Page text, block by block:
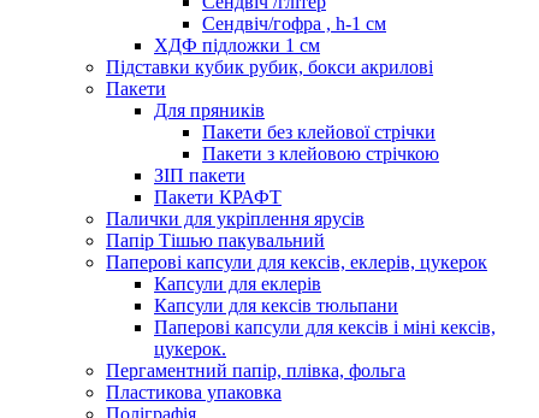
Сендвіч/гофра , h-1 см
ХДФ підложки 1 см
Підставки кубик рубик, бокси акрилові
Пакети
Для пряників
Пакети без клейової стрічки
Пакети з клейовою стрічкою
ЗІП пакети
Пакети КРАФТ
Палички для укріплення ярусів
Папір Тішью пакувальний
Паперові капсули для кексів, еклерів, цукерок
Капсули для еклерів
Капсули для кексів тюльпани
Паперові капсули для кексів і міні кексів,
цукерок.
Пергаментний папір, плівка, фольга
Пластикова упаковка
Поліграфія